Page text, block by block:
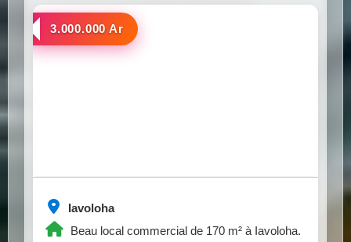
Iavoloha
Beau local commercial de 170 m² à Iavoloha.
a louer
3.000.000 Ar